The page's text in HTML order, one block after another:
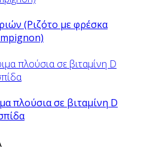
(Ριζότο με φρέσκα
πλούσια σε βιταμίνη D